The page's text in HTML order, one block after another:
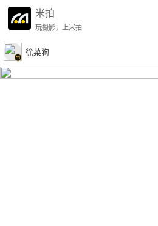
米拍
玩摄影，上米拍
徐菜狗